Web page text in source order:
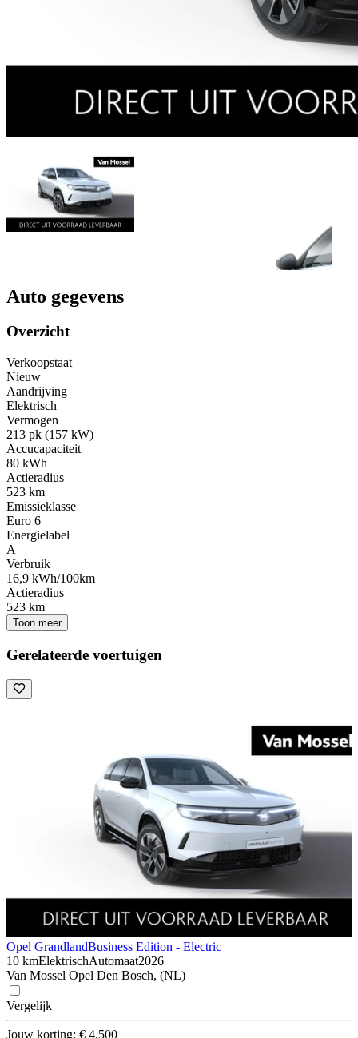
Auto gegevens
Overzicht
Verkoopstaat
Nieuw
Aandrijving
Elektrisch
Vermogen
213 pk (157 kW)
Accucapaciteit
80 kWh
Actieradius
523 km
Emissieklasse
Euro 6
Energielabel
A
Verbruik
16,9 kWh/100km
Actieradius
523 km
Toon meer
Gerelateerde voertuigen
Opel GrandlandBusiness Edition - Electric
10 kmElektrischAutomaat2026
Van Mossel Opel Den Bosch, (NL)
Vergelijk
Jouw korting: € 4.500